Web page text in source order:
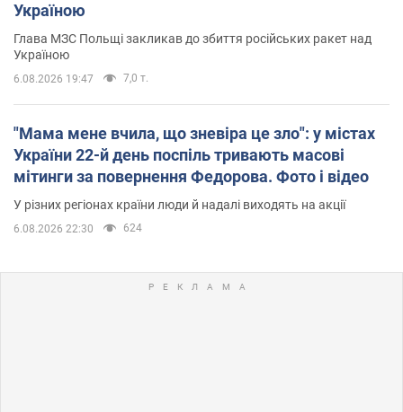
Україною
Глава МЗС Польщі закликав до збиття російських ракет над
Україною
6.08.2026 19:47 7,0 т.
"Мама мене вчила, що зневіра це зло": у містах
України 22-й день поспіль тривають масові
мітинги за повернення Федорова. Фото і відео
У різних регіонах країни люди й надалі виходять на акції
6.08.2026 22:30 624